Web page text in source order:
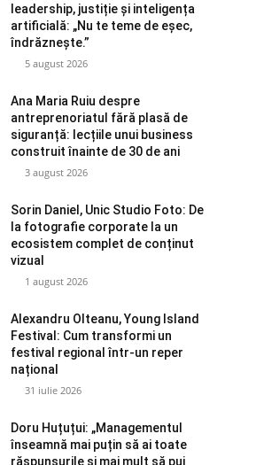
leadership, justiție și inteligența
artificială: „Nu te teme de eșec,
îndrăznește.”
5 august 2026
Ana Maria Ruiu despre
antreprenoriatul fără plasă de
siguranță: lecțiile unui business
construit înainte de 30 de ani
3 august 2026
Sorin Daniel, Unic Studio Foto: De
la fotografie corporate la un
ecosistem complet de conținut
vizual
1 august 2026
Alexandru Olteanu, Young Island
Festival: Cum transformi un
festival regional într-un reper
național
31 iulie 2026
Doru Huțuțui: „Managementul
înseamnă mai puțin să ai toate
răspunsurile și mai mult să pui